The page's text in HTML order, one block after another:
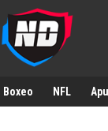
Boxeo NFL